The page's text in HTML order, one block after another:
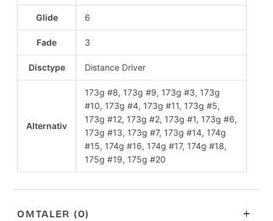
Glide 6
Fade 3
Disctype Distance Driver
Alternativ
173g #8, 173g #9, 173g #3, 173g
#10, 173g #4, 173g #11, 173g #5,
173g #12, 173g #2, 173g #1, 173g #6,
173g #13, 173g #7, 173g #14, 174g
#15, 174g #16, 174g #17, 174g #18,
175g #19, 175g #20
OMTALER (0)